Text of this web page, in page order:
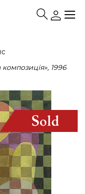
композиція», 1996